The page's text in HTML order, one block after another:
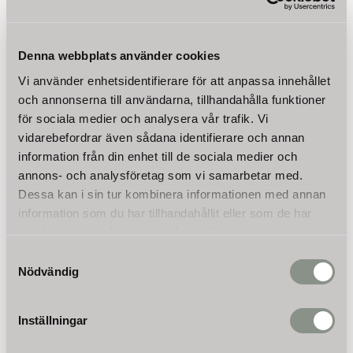
Denna webbplats använder cookies
Vi använder enhetsidentifierare för att anpassa innehållet
och annonserna till användarna, tillhandahålla funktioner
för sociala medier och analysera vår trafik. Vi
vidarebefordrar även sådana identifierare och annan
information från din enhet till de sociala medier och
annons- och analysföretag som vi samarbetar med.
Dessa kan i sin tur kombinera informationen med annan
information som du har tillhandahållit eller som de har
samlat in när du har använt deras tjänster.
Nödvändig
Inställningar
BESKRIVNING
- Grovdammsugare 1600W med våt- & torrsugfunktion
- 3-stegs filtersystem med 30l vattentank
- Sugkraft >180mbar undertryck
- Kan även blåsa luft (blåsfunktion)
- Inkl. olika borstar, filter m.m.
Den här grovdammsugaren är en riktig allroundmaskin och
lämpar sig med sina 1600 Watt för mångsidiga rengöringsarbeten.
Dammsugaren kan inte bara användas inom hemmet utan även
utomhus. Därmed är dammsugaren ett praktiskt hjälpmedel för
trädgården utan att behöva byta mellan olika rengöringsapparater.
Utöver sugfunktionen kan enheten också användas för att blåsa